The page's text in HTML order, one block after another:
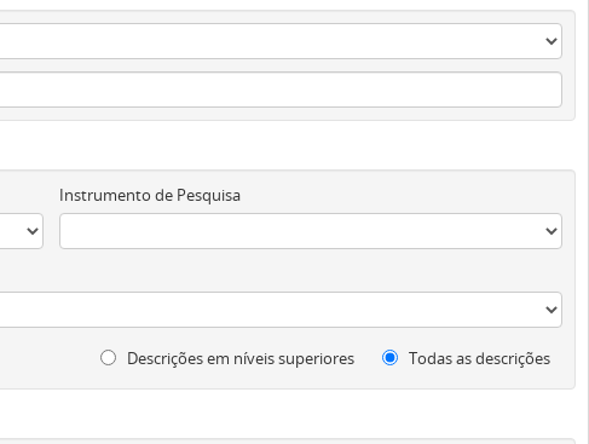
Instrumento de Pesquisa
Descrições em níveis superiores Todas as descrições